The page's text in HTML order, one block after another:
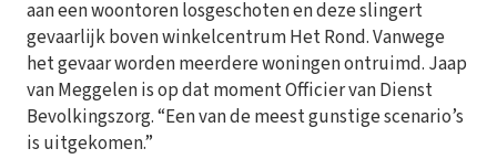
aan een woontoren losgeschoten en deze slingert
gevaarlijk boven winkelcentrum Het Rond. Vanwege
het gevaar worden meerdere woningen ontruimd. Jaap
van Meggelen is op dat moment Officier van Dienst
Bevolkingszorg. “Een van de meest gunstige scenario’s
is uitgekomen.”